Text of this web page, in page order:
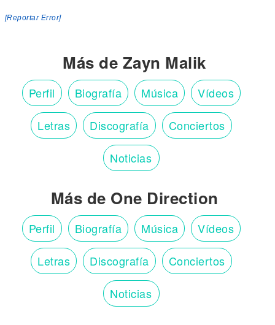
[Reportar Error]
Más de Zayn Malik
Perfil Biografía Música Vídeos
Letras Discografía Conciertos
Noticias
Más de One Direction
Perfil Biografía Música Vídeos
Letras Discografía Conciertos
Noticias